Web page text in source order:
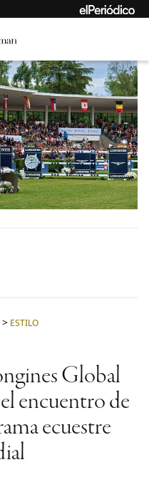
ESTILO
Global
encuentro de
ecuestre